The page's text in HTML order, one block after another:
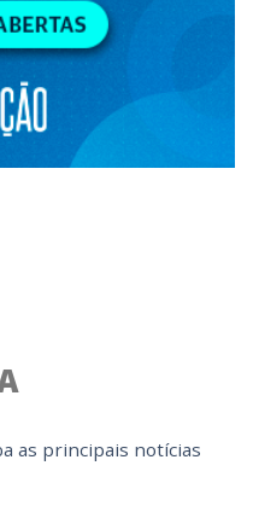
as principais notícias